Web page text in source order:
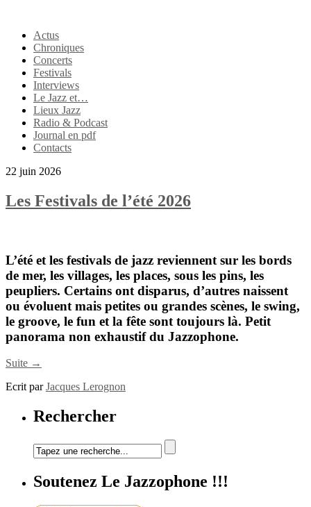
Actus
Chroniques
Concerts
Festivals
Interviews
Le Jazz et…
Lieux Jazz
Radio & Podcast
Journal en pdf
Contacts
22 juin 2026
Les Festivals de l’été 2026
L’été et les festivals de jazz reviennent sur les bords
de mer, les villages, les places, sous les pins, les
peupliers. Certains ont disparus, d’autres naissent
ou évoluent mais petites ou grandes scènes, le swing,
le groove, le fun et la fête sont toujours là. Petit
panorama non exhaustif du Jazzophone.
Suite →
Ecrit parJacques Lerognon
Rechercher
Soutenez Le Jazzophone !!!